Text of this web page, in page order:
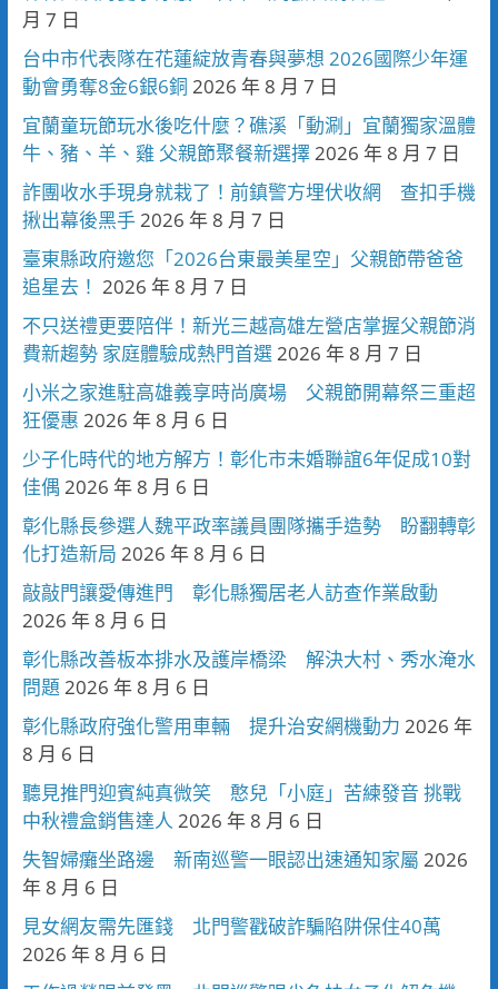
月 7 日
台中市代表隊在花蓮綻放青春與夢想 2026國際少年運
動會勇奪8金6銀6銅 2026 年 8 月 7 日
宜蘭童玩節玩水後吃什麼？礁溪「動涮」宜蘭獨家溫體
牛、豬、羊、雞 父親節聚餐新選擇 2026 年 8 月 7 日
詐團收水手現身就栽了！前鎮警方埋伏收網 查扣手機
揪出幕後黑手 2026 年 8 月 7 日
臺東縣政府邀您「2026台東最美星空」父親節帶爸爸
追星去！ 2026 年 8 月 7 日
不只送禮更要陪伴！新光三越高雄左營店掌握父親節消
費新趨勢 家庭體驗成熱門首選 2026 年 8 月 7 日
小米之家進駐高雄義享時尚廣場 父親節開幕祭三重超
狂優惠 2026 年 8 月 6 日
少子化時代的地方解方！彰化市未婚聯誼6年促成10對
佳偶 2026 年 8 月 6 日
彰化縣長參選人魏平政率議員團隊攜手造勢 盼翻轉彰
化打造新局 2026 年 8 月 6 日
敲敲門讓愛傳進門 彰化縣獨居老人訪查作業啟動
2026 年 8 月 6 日
彰化縣改善板本排水及護岸橋梁 解決大村、秀水淹水
問題 2026 年 8 月 6 日
彰化縣政府強化警用車輛 提升治安網機動力 2026 年
8 月 6 日
聽見推門迎賓純真微笑 憨兒「小庭」苦練發音 挑戰
中秋禮盒銷售達人 2026 年 8 月 6 日
失智婦癱坐路邊 新南巡警一眼認出速通知家屬 2026
年 8 月 6 日
見女網友需先匯錢 北門警戳破詐騙陷阱保住40萬
2026 年 8 月 6 日